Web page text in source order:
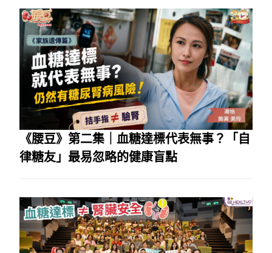
《腰豆》第二集｜血糖達標代表無事？「自
律糖友」最易忽略的健康盲點